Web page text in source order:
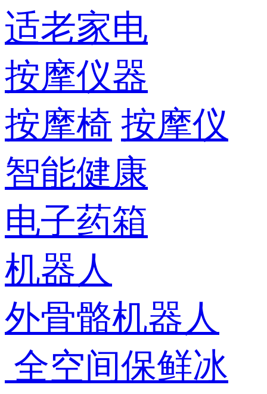
适老家电
按摩仪器
按摩椅 按摩仪
智能健康
电子药箱
机器人
外骨骼机器人
全空间保鲜冰